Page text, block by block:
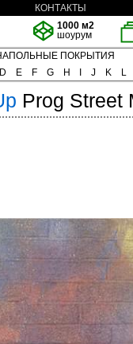
КОНТАКТЫ
1000 м2
шоурум
ПОКРЫТИЯ
D E F G H J K L
Prog Street